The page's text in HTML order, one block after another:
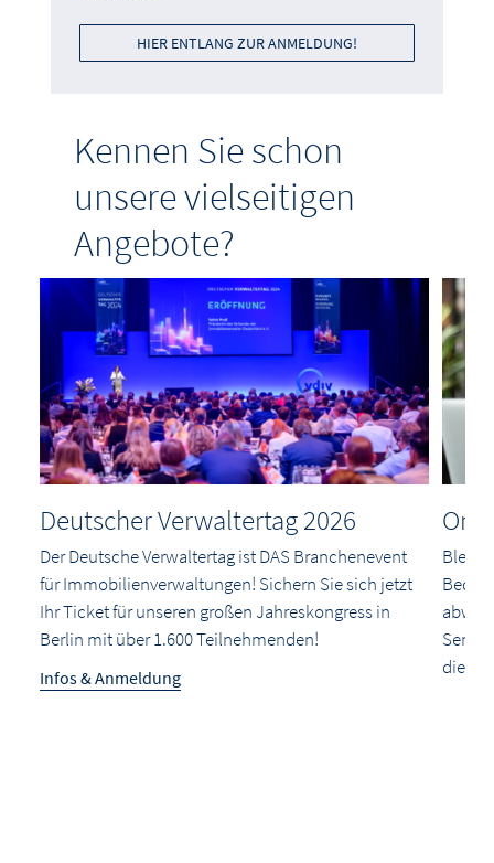
HIER ENTLANG ZUR ANMELDUNG!
Kennen Sie schon
unsere vielseitigen
Angebote?
Deutscher Verwaltertag 2026
Der Deutsche Verwaltertag ist DAS Branchenevent
für Immobilienverwaltungen! Sichern Sie sich jetzt
Ihr Ticket für unseren großen Jahreskongress in
Berlin mit über 1.600 Teilnehmenden!
Infos & Anmeldung
die in